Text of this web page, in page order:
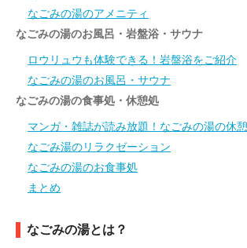
なごみの湯のアメニティ
なごみの湯のお風呂・岩盤浴・サウナ
ロウリュウも体験できる！岩盤浴をご紹介
なごみの湯のお風呂・サウナ
なごみの湯の食事処・休憩処
マンガ・雑誌が読み放題！なごみの湯の休
なごみ湯のリラクゼーション
なごみの湯のお食事処
まとめ
なごみの湯とは？